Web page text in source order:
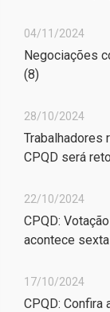
04/11/2024
Negociações
(8)
28/10/2024
Trabalhadores
CPQD será
22/10/2024
CPQD:
acontece
17/10/2024
CPQD: